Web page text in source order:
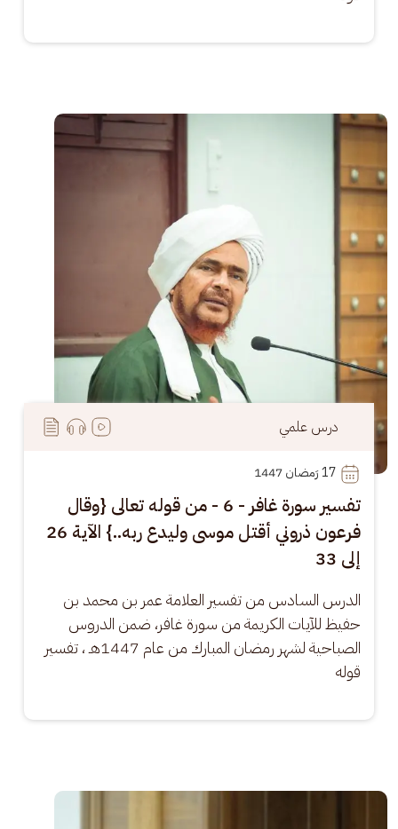
الصورة
درس علمي
17
تفسير سورة غافر - 6 - من قوله تعالى {وقال
فرعون ذروني أقتل موسى وليدع ربه..} الآية 26
إلى 33
الدرس السادس من تفسير العلامة عمر بن محمد بن
حفيظ للآيات الكريمة من سورة غافر، ضمن الدروس
الصباحية لشهر رمضان المبارك من عام 1447هـ ، تفسير
قوله
الصورة